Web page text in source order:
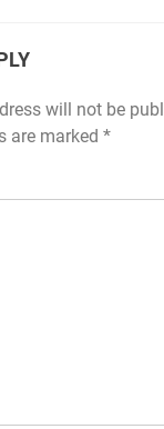
will not be
are marked *